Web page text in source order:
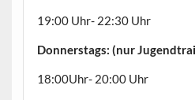
19:00 Uhr- 22:30 Uhr
Donnerstags: (nur
18:00Uhr- 20:00 Uhr